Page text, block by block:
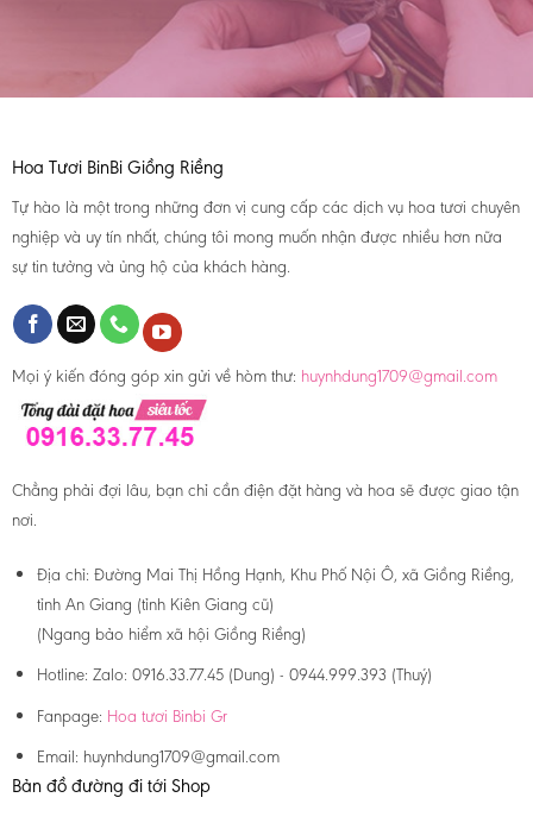
Hoa Tươi BinBi Giồng Riềng
Tự hào là một trong những đơn vị cung cấp các dịch vụ hoa tươi chuyên
nghiệp và uy tín nhất, chúng tôi mong muốn nhận được nhiều hơn nữa
sự tin tưởng và ủng hộ của khách hàng.
Mọi ý kiến đóng góp xin gửi về hòm thư: huynhdung1709@gmail.com
Chẳng phải đợi lâu, bạn chỉ cần điện đặt hàng và hoa sẽ được giao tận
nơi.
Địa chỉ: Đường Mai Thị Hồng Hạnh, Khu Phố Nội Ô, xã Giồng Riềng,
tỉnh An Giang (tỉnh Kiên Giang cũ)
(Ngang bảo hiểm xã hội Giồng Riềng)
Hotline: Zalo: 0916.33.77.45 (Dung) - 0944.999.393 (Thuý)
Fanpage: Hoa tươi Binbi Gr
Email: huynhdung1709@gmail.com
Bản đồ đường đi tới Shop